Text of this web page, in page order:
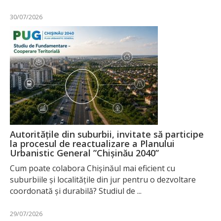
30/07/2026
Autoritățile din suburbii, invitate să participe
la procesul de reactualizare a Planului
Urbanistic General ”Chișinău 2040”
Cum poate colabora Chișinăul mai eficient cu
suburbiile și localitățile din jur pentru o dezvoltare
coordonată și durabilă? Studiul de ...
29/07/2026